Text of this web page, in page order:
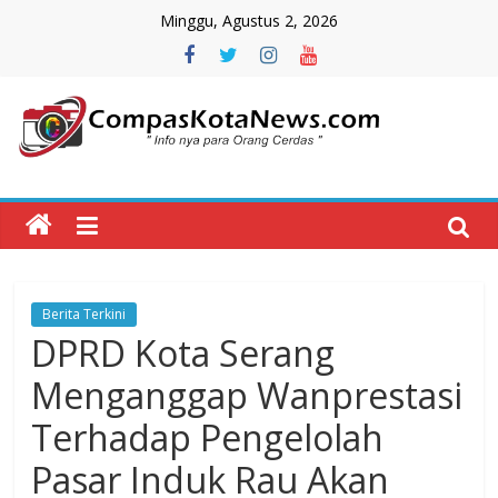
Minggu, Agustus 2, 2026
Compas
Kota
CompasKotaNews.com
Hadir
untuk
memberikan
informasi
kepada
masyarakat
Berita Terkini
DPRD Kota Serang
Menganggap Wanprestasi
Terhadap Pengelolah
Pasar Induk Rau Akan